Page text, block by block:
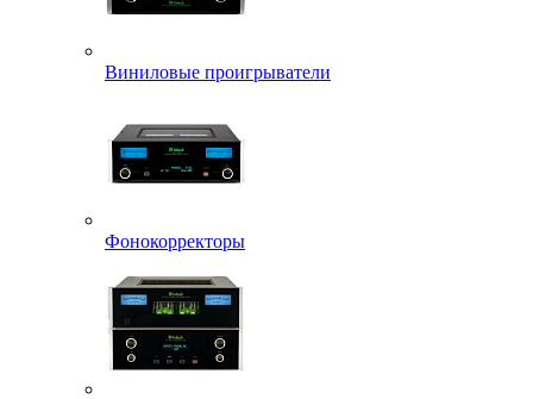
Виниловые проигрыватели
Фонокорректоры